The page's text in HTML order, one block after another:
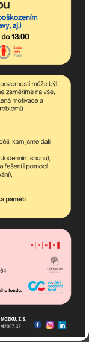
osobními
osobních